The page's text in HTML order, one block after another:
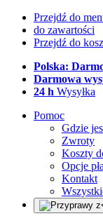
Przejdź do
do zawartości
Przejdź do
Polska:
Darmowa
24 h Wysyłka
Pomoc
Gdzie
Zwroty
Koszty
Opcje
Kontakt